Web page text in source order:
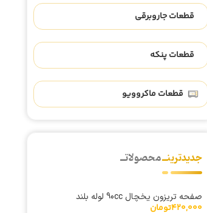
قطعات جاروبرقی
قطعات پنکه
قطعات ماکروویو
جدیدترینــمحصولاتــ
صفحه تریزون یخچال 90cc لوله بلند
420,000تومان